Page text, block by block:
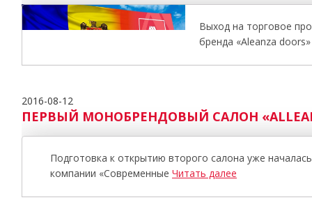
Выход на торговое
бренда «Aleanza
2016-08-12
ПЕРВЫЙ МОНОБРЕНДОВЫЙ САЛОН
Подготовка к открытию второго салона уже
компании «Современные Читать далее